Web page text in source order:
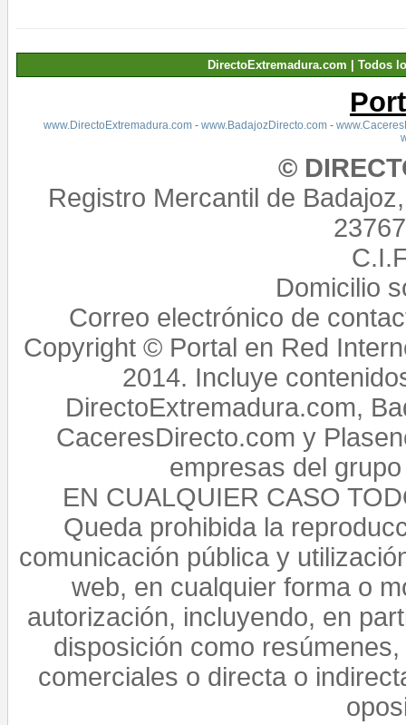
DirectoExtremadura.com | Todos
www.DirectoExtremadura.com- www.BadajozDirecto.com-
©
Registro Mercantil de
Domicilio
Correo electrónico de
Copyright © Portal en Red
2014. Incluye
DirectoExtremadura.com,
CaceresDirecto.com y
empresas del
EN CUALQUIER CASO
Queda prohibida la
comunicación pública y
web, en cualquier forma o
autorización, incluyendo, en
disposición como
comerciales o directa o